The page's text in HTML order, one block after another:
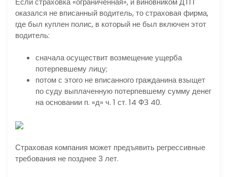
оказался не вписанный водитель, то страховая фирма,
где был куплен полис, в который не был включен этот
водитель:
сначала осуществит возмещение ущерба
потерпевшему лицу;
потом с этого не вписанного гражданина взыщет
по суду выплаченную потерпевшему сумму денег
на основании п. «д» ч. 1 ст. 14 ФЗ 40.
Страховая компания может предъявить регрессивные
требования не позднее 3 лет.